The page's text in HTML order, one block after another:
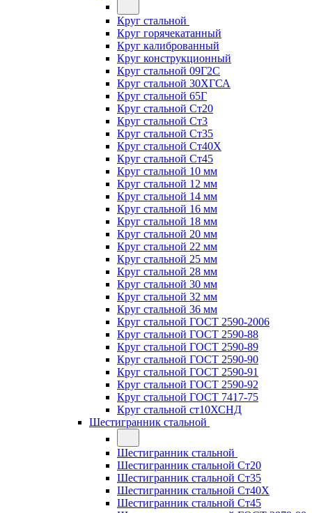
Круг стальной
Круг горячекатанный
Круг калиброванный
Круг конструкционный
Круг стальной 09Г2С
Круг стальной 30ХГСА
Круг стальной 65Г
Круг стальной Ст20
Круг стальной Ст3
Круг стальной Ст35
Круг стальной Ст40Х
Круг стальной Ст45
Круг стальной 10 мм
Круг стальной 12 мм
Круг стальной 14 мм
Круг стальной 16 мм
Круг стальной 18 мм
Круг стальной 20 мм
Круг стальной 22 мм
Круг стальной 25 мм
Круг стальной 28 мм
Круг стальной 30 мм
Круг стальной 32 мм
Круг стальной 36 мм
Круг стальной ГОСТ 2590-2006
Круг стальной ГОСТ 2590-88
Круг стальной ГОСТ 2590-89
Круг стальной ГОСТ 2590-90
Круг стальной ГОСТ 2590-91
Круг стальной ГОСТ 2590-92
Круг стальной ГОСТ 7417-75
Круг стальной ст10ХСНД
Шестигранник стальной
Шестигранник стальной
Шестигранник стальной Ст20
Шестигранник стальной Ст35
Шестигранник стальной Ст40Х
Шестигранник стальной Ст45